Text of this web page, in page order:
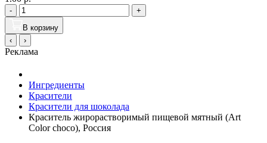
-
+
В корзину
‹
›
Реклама
Ингредиенты
Красители
Красители для шоколада
Краситель жирорастворимый пищевой мятный (Art
Color choco), Россия